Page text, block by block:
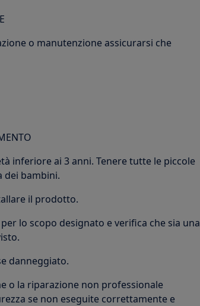
o manutenzione assicurarsi che
inferiore ai 3 anni. Tenere tutte le piccole
dei bambini.
il prodotto.
lo scopo designato e verifica che sia una
danneggiato.
o la riparazione non professionale
se non eseguite correttamente e